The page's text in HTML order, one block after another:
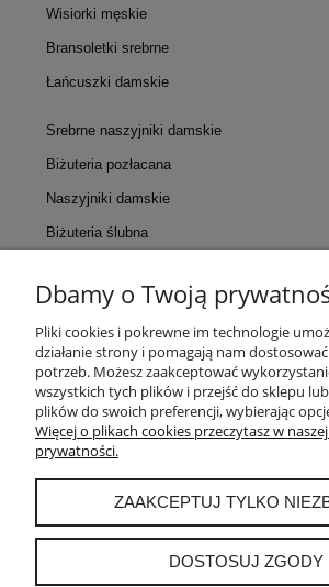
Wisiorki męskie
Bransoletki srebrne
Łańcuszki damskie
Srebrne naszyjniki damskie
Biżuteria pozłacana
Naszyjniki damskie
Biżuteria ślubna
KONTAKT
POMOC
MOJE KONTO
PŁATNOŚCI I
INFORMACJE
Dbamy o Twoją
Pliki cookies i pokrewne im technologie
działanie strony i pomagają nam
potrzeb. Możesz zaakceptować
wszystkich tych plików i przejść do sklepu
plików do swoich preferencji, wybierając
Więcej o plikach cookies przeczytasz w
prywatności.
ZAAKCEPTUJ TYLKO
DOSTOSUJ ZGODY